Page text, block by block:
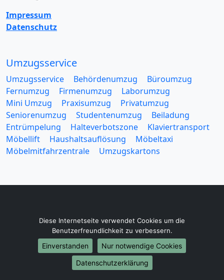
Impressum
Datenschutz
Umzugsservice
Umzugsservice Behördenumzug
Büroumzug
Fernumzug
Firmenumzug
Laborumzug
Mini Umzug
Praxisumzug
Privatumzug
Seniorenumzug
Studentenumzug
Beiladung
Entrümpelung
Halteverbotszone
Klaviertransport
Möbellift
Haushaltsauflösung
Möbeltaxi
Möbelmitfahrzentrale
Umzugskartons
Europa-Umzüge
Umzug von Dortmund nach Belarus
Umzug von Dortmund nach Belgien
Umzug von Dortmund nach Bulgarien
Umzug von Dortmund nach Dänemark
Diese Internetseite verwendet Cookies um die
Benutzerfreundlichkeit zu verbessern.
Einverstanden
Nur notwendige Cookies
Datenschutzerklärung